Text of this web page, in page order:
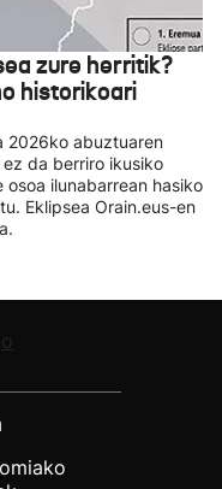
zure herritik?
historikoari
2026ko abuztuaren
ez da berriro ikusiko
ilunabarrean hasiko
Eklipsea Orain.eus-en